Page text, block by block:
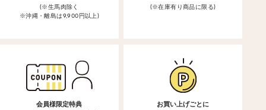
(※生馬肉除く
※沖縄・離島は9,900円以上)
(※在庫有り商品に限る)
会員様限定特典
お買い上げごとに